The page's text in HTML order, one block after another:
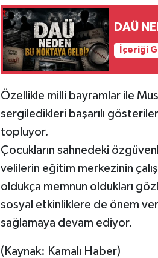
DAÜ
İçeriği
Özellikle milli bayramlar ile
sergiledikleri başarılı
topluyor.
Çocukların sahnedeki
velilerin eğitim merkezinin
oldukça memnun oldukları
sosyal etkinliklere de önem
sağlamaya devam ediyor.
(Kaynak: Kamalı Haber)